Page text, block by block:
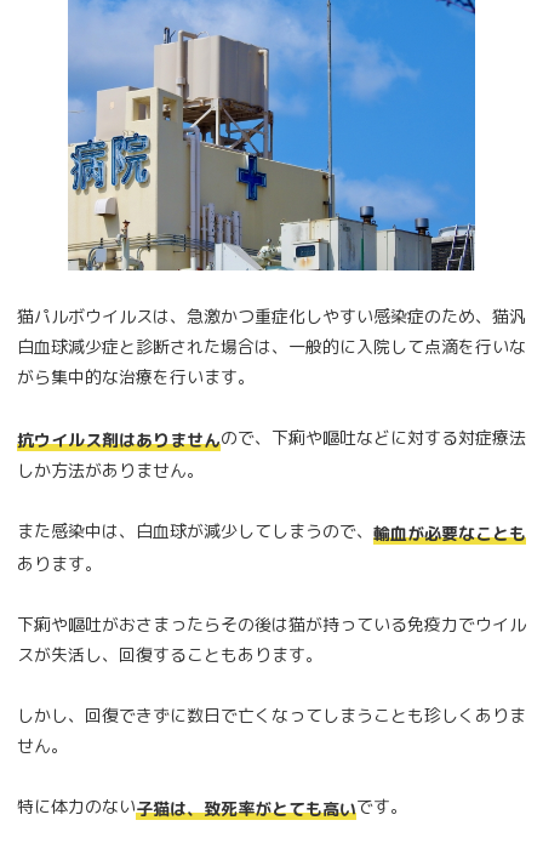
猫パルボウイルスは、急激かつ重症化しやすい感染症のため、猫汎
白血球減少症と診断された場合は、一般的に入院して点滴を行いな
がら集中的な治療を行います。
抗ウイルス剤はありませんので、下痢や嘔吐などに対する対症療法
しか方法がありません。
また感染中は、白血球が減少してしまうので、 輸血が必要なことも
あります。
下痢や嘔吐がおさまったらその後は猫が持っている免疫力でウイル
スが失活し、回復することもあります。
しかし、回復できずに数日で亡くなってしまうことも珍しくありま
せん。
特に体力のない子猫は、致死率がとても高いです。